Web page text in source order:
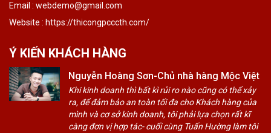
Email : webdemo@gmail.com
Website : https://thicongpcccth.com/
Ý KIẾN KHÁCH HÀNG
Nguyễn Hoàng Sơn-Chủ nhà hàng Mộc Việt
Khi kinh doanh thì bất kì rủi ro nào cũng có thể xảy
ra, để đảm bảo an toàn tối đa cho Khách hàng của
mình và cơ sở kinh doanh, tôi phải lựa chọn rất kĩ
càng đơn vị hợp tác- cuối cùng Tuấn Hường làm tôi